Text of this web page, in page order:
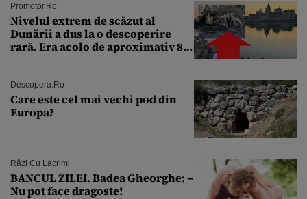
Promotor.ro
Nivelul extrem de scăzut al
Dunării a dus la o descoperire
rară. Era acolo de aproximativ 80
Descopera.ro
Care este cel mai vechi pod din
Europa?
Râzi Cu Lacrimi
BANCUL ZILEI. Badea Gheorghe: –
Nu pot face dragoste!